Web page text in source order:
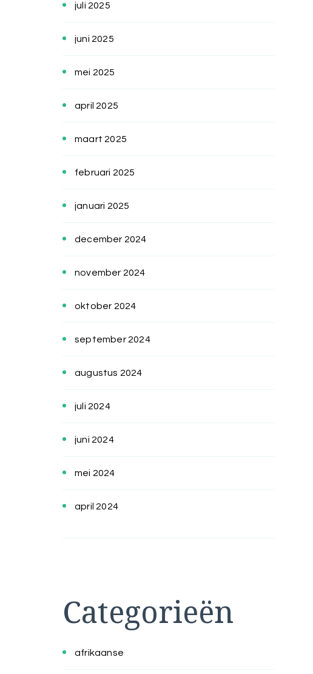
juli 2025
juni 2025
mei 2025
april 2025
maart 2025
februari 2025
januari 2025
december 2024
november 2024
oktober 2024
september 2024
augustus 2024
juli 2024
juni 2024
mei 2024
april 2024
Categorieën
afrikaanse